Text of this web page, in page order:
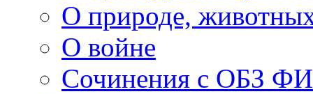
О природе,
О войне
Сочинения с ОБЗ